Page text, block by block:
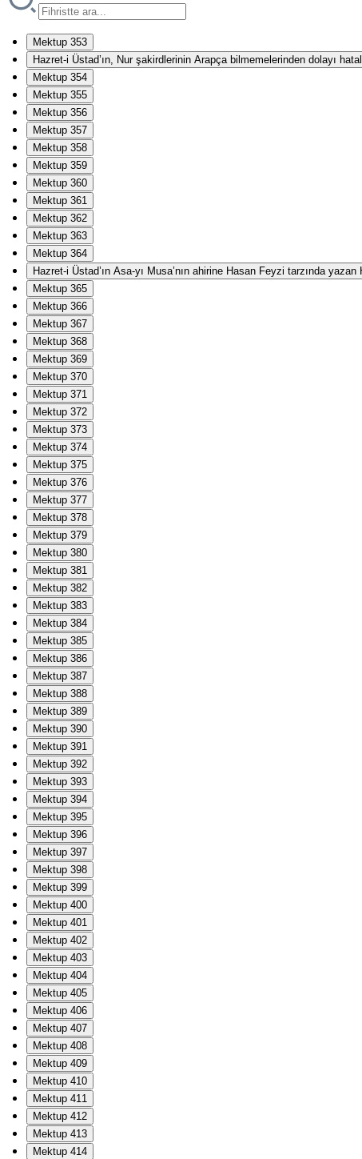
Mektup 353
Hazret-i Üstad’ın, Nur şakirdlerinin Arapça bilmemelerinden dolayı
Mektup 354
Mektup 355
Mektup 356
Mektup 357
Mektup 358
Mektup 359
Mektup 360
Mektup 361
Mektup 362
Mektup 363
Mektup 364
Hazret-i Üstad’ın Asa-yı Musa’nın ahirine Hasan Feyzi tarzında
Mektup 365
Mektup 366
Mektup 367
Mektup 368
Mektup 369
Mektup 370
Mektup 371
Mektup 372
Mektup 373
Mektup 374
Mektup 375
Mektup 376
Mektup 377
Mektup 378
Mektup 379
Mektup 380
Mektup 381
Mektup 382
Mektup 383
Mektup 384
Mektup 385
Mektup 386
Mektup 387
Mektup 388
Mektup 389
Mektup 390
Mektup 391
Mektup 392
Mektup 393
Mektup 394
Mektup 395
Mektup 396
Mektup 397
Mektup 398
Mektup 399
Mektup 400
Mektup 401
Mektup 402
Mektup 403
Mektup 404
Mektup 405
Mektup 406
Mektup 407
Mektup 408
Mektup 409
Mektup 410
Mektup 411
Mektup 412
Mektup 413
Mektup 414